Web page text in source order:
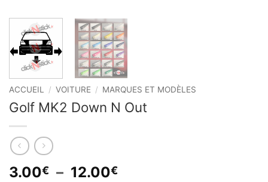
ACCUEIL / VOITURE / MARQUES ET MODÈLES
Golf MK2 Down N Out
3.00€ – 12.00€Plage